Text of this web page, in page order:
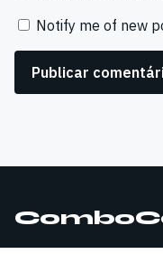
Notify me of new